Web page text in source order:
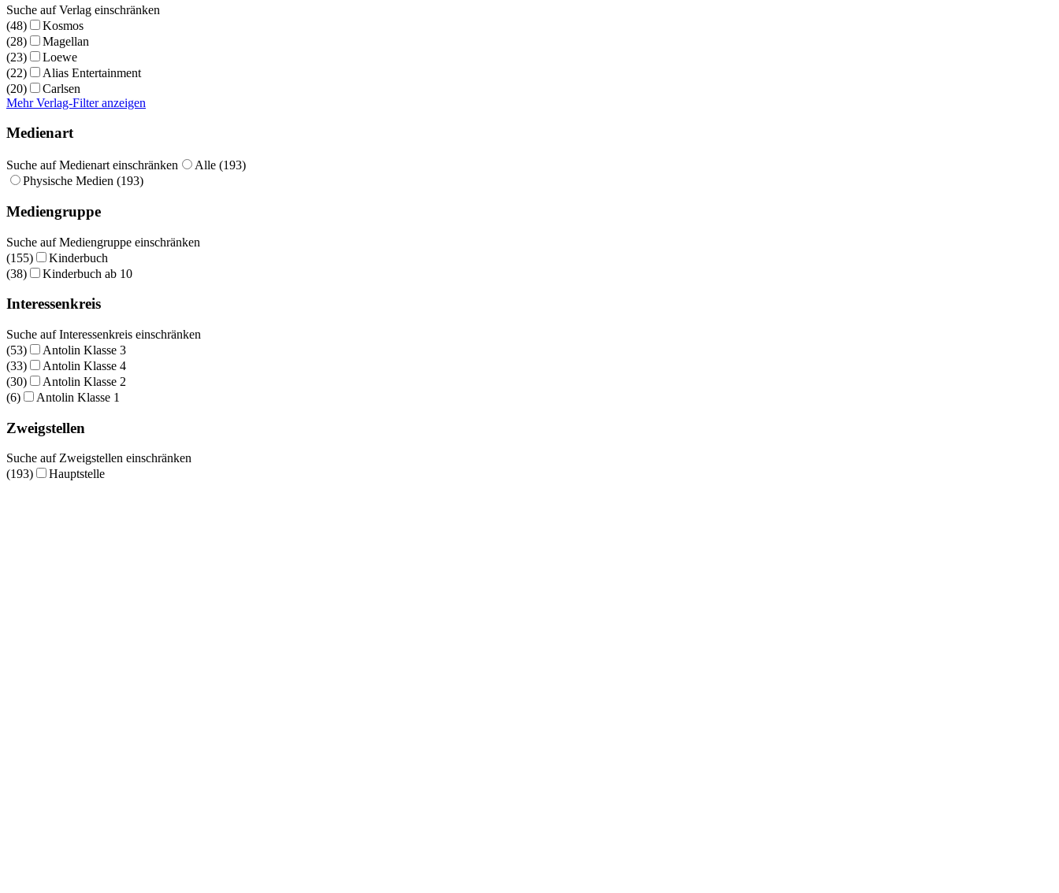
Suche auf Verlag einschränken
(48)
Kosmos
(28)
Magellan
(23)
Loewe
(22)
Alias Entertainment
(20)
Carlsen
Mehr Verlag-Filter anzeigen
Medienart
Suche auf Medienart einschränken
Alle (193)
Physische Medien (193)
Mediengruppe
Suche auf Mediengruppe einschränken
(155)
Kinderbuch
(38)
Kinderbuch ab 10
Interessenkreis
Suche auf Interessenkreis einschränken
(53)
Antolin Klasse 3
(33)
Antolin Klasse 4
(30)
Antolin Klasse 2
(6)
Antolin Klasse 1
Zweigstellen
Suche auf Zweigstellen einschränken
(193)
Hauptstelle